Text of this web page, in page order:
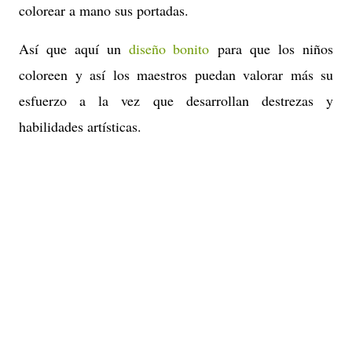
colorear a mano sus portadas.
Así que aquí un diseño bonito para que los niños
coloreen y así los maestros puedan valorar más su
esfuerzo a la vez que desarrollan destrezas y
habilidades artísticas.